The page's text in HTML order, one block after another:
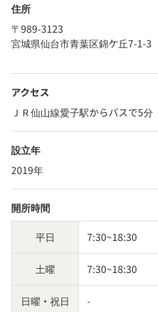
住所
〒989-3123
宮城県仙台市青葉区錦ケ丘7-1-3
アクセス
ＪＲ仙山線愛子駅からバスで5分
設立年
2019年
開所時間
平日 7:30~18:30
土曜 7:30~18:30
日曜・祝日 -